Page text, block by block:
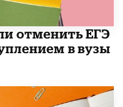
отменить ЕГЭ
в вузы